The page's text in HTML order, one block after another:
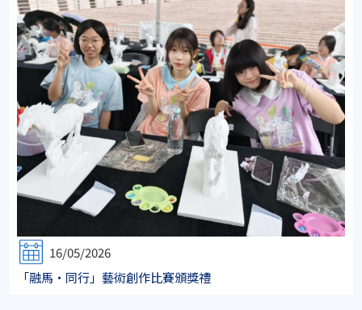
16/05/2026
「融馬‧同行」藝術創作比賽頒獎禮